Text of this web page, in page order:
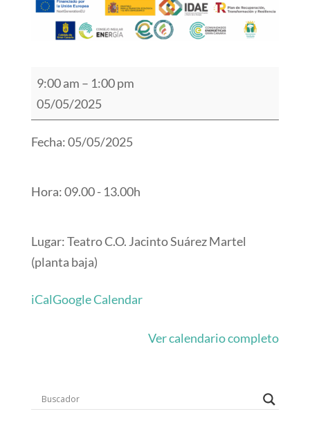
Oficina
itinerante
de
Transformación
Valsequillo
9:00 am – 1:00 pm
05/05/2025
Fecha: 05/05/2025
Hora: 09.00 - 13.00h
Lugar: Teatro C.O. Jacinto Suárez Martel
(planta baja)
iCalGoogle Calendar
Ver calendario completo